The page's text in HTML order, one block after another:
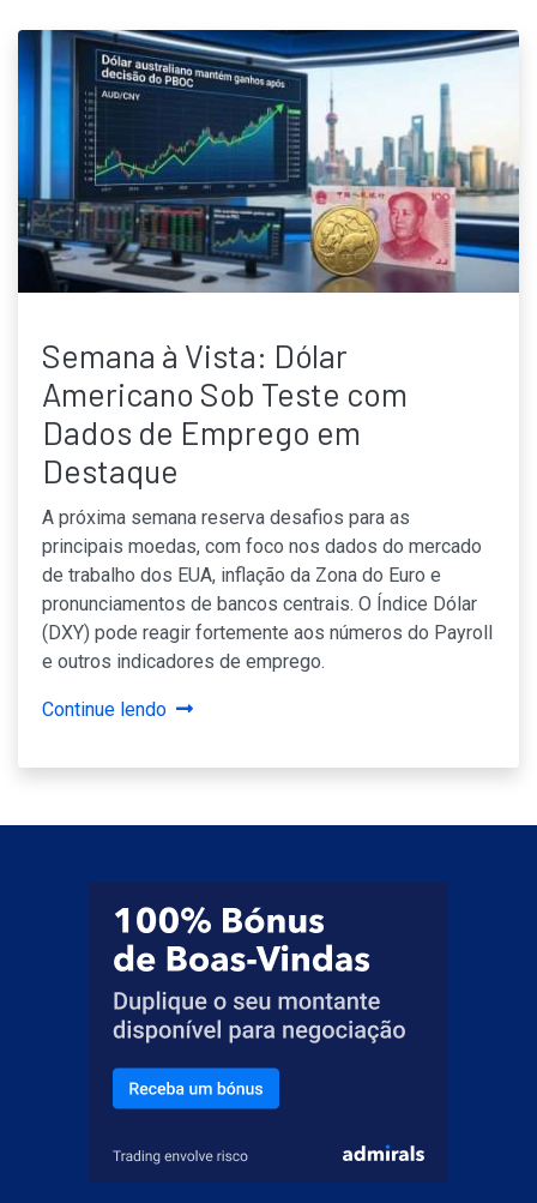
Semana à Vista: Dólar
Americano Sob Teste com
Dados de Emprego em
Destaque
A próxima semana reserva desafios para as
principais moedas, com foco nos dados do mercado
de trabalho dos EUA, inflação da Zona do Euro e
pronunciamentos de bancos centrais. O Índice Dólar
(DXY) pode reagir fortemente aos números do Payroll
e outros indicadores de emprego.
Continue lendo